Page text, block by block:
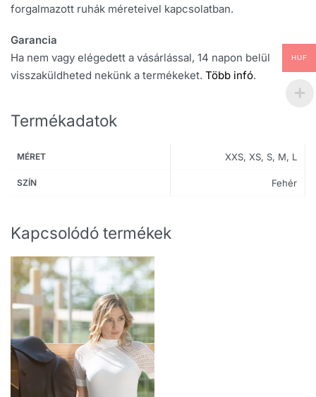
forgalmazott ruhák méreteivel kapcsolatban.
Garancia
Ha nem vagy elégedett a vásárlással, 14 napon belül
visszaküldheted nekünk a termékeket. Több infó.
Termékadatok
MÉRET XXS, XS, S, M, L
SZÍN Fehér
Kapcsolódó termékek
HUF